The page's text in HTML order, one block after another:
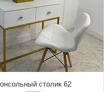
столик 62